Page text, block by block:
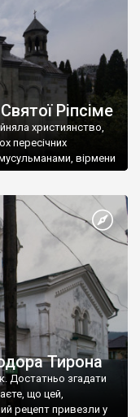
Ріпсіме
християнство,
пересічних
вірмени
Тирона
Достатньо згадати
що цей,
рецепт привезли у